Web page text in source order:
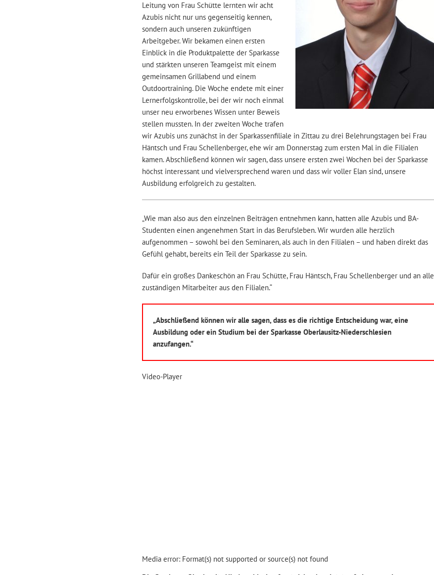
Leitung von Frau Schütte lernten wir acht
Azubis nicht nur uns gegenseitig kennen,
sondern auch unseren zukünftigen
Arbeitgeber. Wir bekamen einen ersten
Einblick in die Produktpalette der Sparkasse
und stärkten unseren Teamgeist mit einem
gemeinsamen Grillabend und einem
Outdoortraining. Die Woche endete mit einer
Lernerfolgskontrolle, bei der wir noch einmal
unser neu erworbenes Wissen unter Beweis
stellen mussten. In der zweiten Woche trafen
wir Azubis uns zunächst in der Sparkassenfiliale in Zittau zu drei Belehrungstagen bei Frau
Häntsch und Frau Schellenberger, ehe wir am Donnerstag zum ersten Mal in die Filialen
kamen. Abschließend können wir sagen, dass unsere ersten zwei Wochen bei der Sparkasse
höchst interessant und vielversprechend waren und dass wir voller Elan sind, unsere
Ausbildung erfolgreich zu gestalten.
„Wie man also aus den einzelnen Beiträgen entnehmen kann, hatten alle Azubis und BA-
Studenten einen angenehmen Start in das Berufsleben. Wir wurden alle herzlich
aufgenommen ­– sowohl bei den Seminaren, als auch in den Filialen – und haben direkt das
Gefühl gehabt, bereits ein Teil der Sparkasse zu sein.
Dafür ein großes Dankeschön an Frau Schütte, Frau Häntsch, Frau Schellenberger und an alle
zuständigen Mitarbeiter aus den Filialen.“
„Abschließend können wir alle sagen, dass es die richtige Entscheidung war, eine
Ausbildung oder ein Studium bei der Sparkasse Oberlausitz-Niederschlesien
anzufangen.“
Video-Player
Media error: Format(s) not supported or source(s) not found